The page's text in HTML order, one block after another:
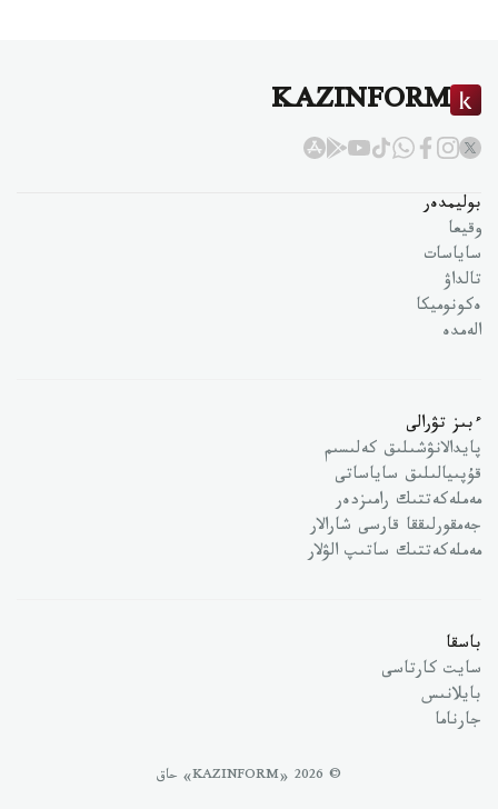
KAZINFORM
بوليمدەر
وقيعا
ساياسات
تالداۋ
ەكونوميكا
الەمدە
ءبىز تۋرالى
پايدالانۋشىلىق كەلىسىم
قۇپىيالىلىق ساياساتى
مەملەكەتتىك رامىزدەر
جەمقورلىققا قارسى شارالار
مەملەكەتتىك ساتىپ الۋلار
باسقا
سايت كارتاسى
بايلانىس
جارناما
© 2026 «KAZINFORM» حاق